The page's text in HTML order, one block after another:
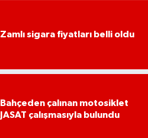
Zamlı sigara fiyatları belli oldu
Bahçeden çalınan motosiklet
JASAT çalışmasıyla bulundu